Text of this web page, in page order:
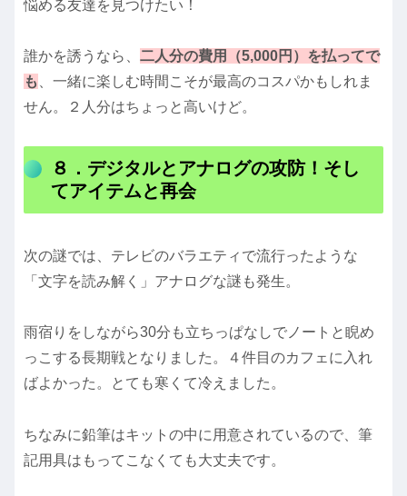
悩める友達を見つけたい！
誰かを誘うなら、 二人分の費用（5,000円）を払ってで
も 、一緒に楽しむ時間こそが最高のコスパかもしれま
せん。２人分はちょっと高いけど。
８．デジタルとアナログの攻防！そし
てアイテムと再会
次の謎では、テレビのバラエティで流行ったような
「文字を読み解く」アナログな謎も発生。
雨宿りをしながら30分も立ちっぱなしでノートと睨め
っこする長期戦となりました。４件目のカフェに入れ
ばよかった。とても寒くて冷えました。
ちなみに鉛筆はキットの中に用意されているので、筆
記用具はもってこなくても大丈夫です。